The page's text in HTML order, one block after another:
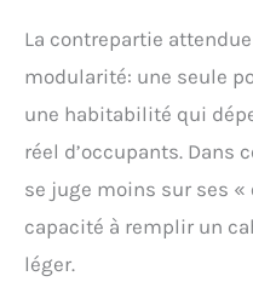
La contrepartie
modularité: une seule
une habitabilité qui
réel d’occupants. Dans
se juge moins sur ses
capacité à remplir un
léger.